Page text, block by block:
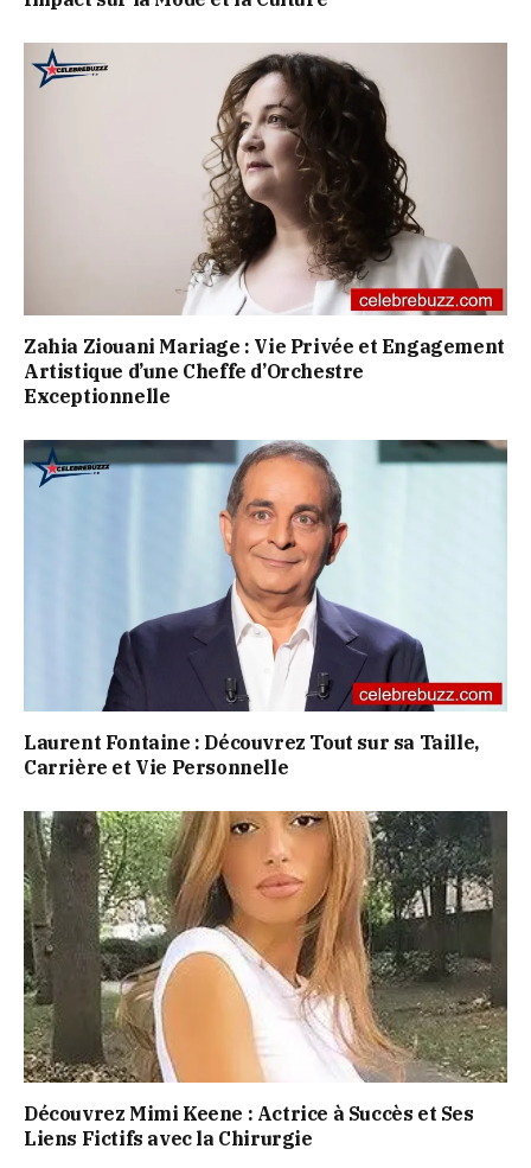
Zahia Ziouani Mariage : Vie Privée et Engagement
Artistique d’une Cheffe d’Orchestre
Exceptionnelle
Laurent Fontaine : Découvrez Tout sur sa Taille,
Carrière et Vie Personnelle
Découvrez Mimi Keene : Actrice à Succès et Ses
Liens Fictifs avec la Chirurgie